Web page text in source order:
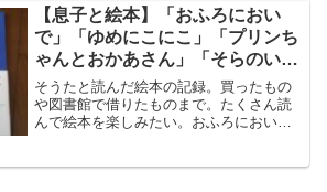
積み上げて行くことが自分には合ってい
ます。走ってしまいた...
【息子と絵本】「おふろにおい
で」「ゆめにこにこ」「プリンち
ゃんとおかあさん」「そらのいろ
って」を読んだ！
そうたと読んだ絵本の記録。買ったもの
や図書館で借りたものまで。たくさん読
んで絵本を楽しみたい。おふろにおいで
お風呂って気持ちいいんだと教えてくれ